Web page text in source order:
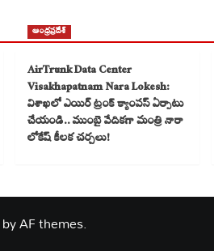
ఆంధ్రప్రదేశ్
AirTrunk Data Center
Visakhapatnam Nara Lokesh:
విశాఖలో ఎయిర్ ట్రంక్ క్యాంపస్ ఏర్పాటు
చేయండి.. ముంబై వేదికగా మంత్రి నారా
లోకేష్ కీలక చర్చలు!
by AF themes.